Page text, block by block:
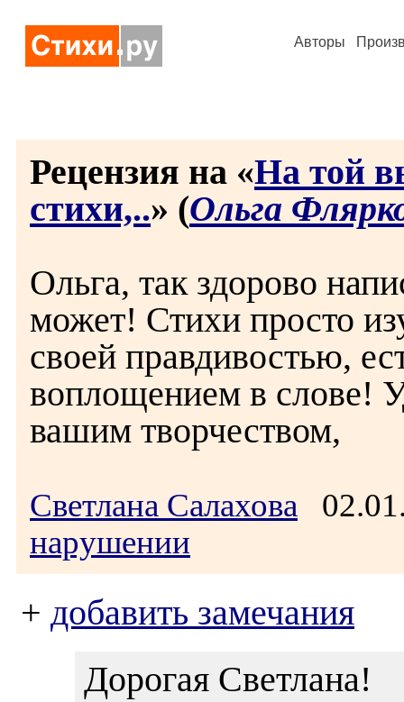
Авторы
Рецензия на «На той
стихи,..» (Ольга
Ольга, так здорово
может! Стихи просто
своей правдивостью,
воплощением в слове!
вашим творчеством,
Светлана Салахова
нарушении
+ добавить замечания
Дорогая Светлана!